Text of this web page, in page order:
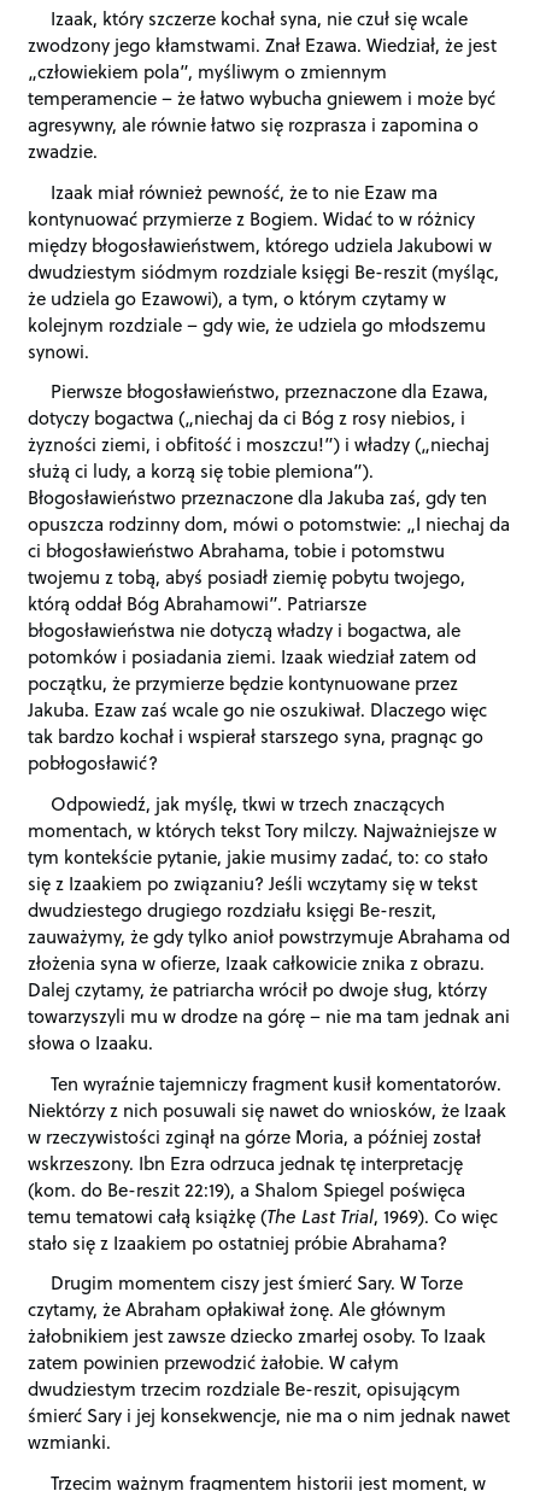
Izaak, który szczerze kochał syna, nie czuł się wcale
zwodzony jego kłamstwami. Znał Ezawa. Wiedział, że jest
„człowiekiem pola”, myśliwym o zmiennym
temperamencie – że łatwo wybucha gniewem i może być
agresywny, ale równie łatwo się rozprasza i zapomina o
zwadzie.
Izaak miał również pewność, że to nie Ezaw ma
kontynuować przymierze z Bogiem. Widać to w różnicy
między błogosławieństwem, którego udziela Jakubowi w
dwudziestym siódmym rozdziale księgi Be-reszit (myśląc,
że udziela go Ezawowi), a tym, o którym czytamy w
kolejnym rozdziale – gdy wie, że udziela go młodszemu
synowi.
Pierwsze błogosławieństwo, przeznaczone dla Ezawa,
dotyczy bogactwa („niechaj da ci Bóg z rosy niebios, i
żyzności ziemi, i obfitość i moszczu!”) i władzy („niechaj
służą ci ludy, a korzą się tobie plemiona”).
Błogosławieństwo przeznaczone dla Jakuba zaś, gdy ten
opuszcza rodzinny dom, mówi o potomstwie: „I niechaj da
ci błogosławieństwo Abrahama, tobie i potomstwu
twojemu z tobą, abyś posiadł ziemię pobytu twojego,
którą oddał Bóg Abrahamowi”. Patriarsze
błogosławieństwa nie dotyczą władzy i bogactwa, ale
potomków i posiadania ziemi. Izaak wiedział zatem od
początku, że przymierze będzie kontynuowane przez
Jakuba. Ezaw zaś wcale go nie oszukiwał. Dlaczego więc
tak bardzo kochał i wspierał starszego syna, pragnąc go
pobłogosławić?
Odpowiedź, jak myślę, tkwi w trzech znaczących
momentach, w których tekst Tory milczy. Najważniejsze w
tym kontekście pytanie, jakie musimy zadać, to: co stało
się z Izaakiem po związaniu? Jeśli wczytamy się w tekst
dwudziestego drugiego rozdziału księgi Be-reszit,
zauważymy, że gdy tylko anioł powstrzymuje Abrahama od
złożenia syna w ofierze, Izaak całkowicie znika z obrazu.
Dalej czytamy, że patriarcha wrócił po dwoje sług, którzy
towarzyszyli mu w drodze na górę – nie ma tam jednak ani
słowa o Izaaku.
Ten wyraźnie tajemniczy fragment kusił komentatorów.
Niektórzy z nich posuwali się nawet do wniosków, że Izaak
w rzeczywistości zginął na górze Moria, a później został
wskrzeszony. Ibn Ezra odrzuca jednak tę interpretację
(kom. do Be-reszit 22:19), a Shalom Spiegel poświęca
temu tematowi całą książkę (The Last Trial, 1969). Co więc
stało się z Izaakiem po ostatniej próbie Abrahama?
Drugim momentem ciszy jest śmierć Sary. W Torze
czytamy, że Abraham opłakiwał żonę. Ale głównym
żałobnikiem jest zawsze dziecko zmarłej osoby. To Izaak
zatem powinien przewodzić żałobie. W całym
dwudziestym trzecim rozdziale Be-reszit, opisującym
śmierć Sary i jej konsekwencje, nie ma o nim jednak nawet
wzmianki.
Trzecim ważnym fragmentem historii jest moment, w